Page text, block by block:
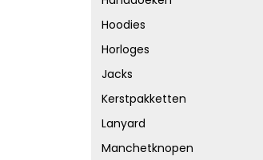
Hoodies
Horloges
Jacks
Kerstpakketten
Lanyard
Manchetknopen